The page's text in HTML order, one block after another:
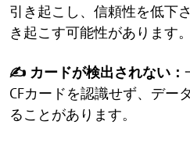
引き起こし、信頼性を低下
き起こす可能性があります。
✍ カードが検出されない：
CFカードを認識せず、デー
ることがあります。